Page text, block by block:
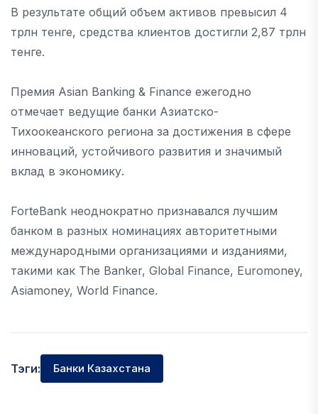
В результате общий объем активов превысил 4
трлн тенге, средства клиентов достигли 2,87 трлн
тенге.
Премия Asian Banking & Finance ежегодно
отмечает ведущие банки Азиатско-
Тихоокеанского региона за достижения в сфере
инноваций, устойчивого развития и значимый
вклад в экономику.
ForteBank неоднократно признавался лучшим
банком в разных номинациях авторитетными
международными организациями и изданиями,
такими как The Banker, Global Finance, Euromoney,
Asiamoney, World Finance.
Тэги: Банки Казахстана